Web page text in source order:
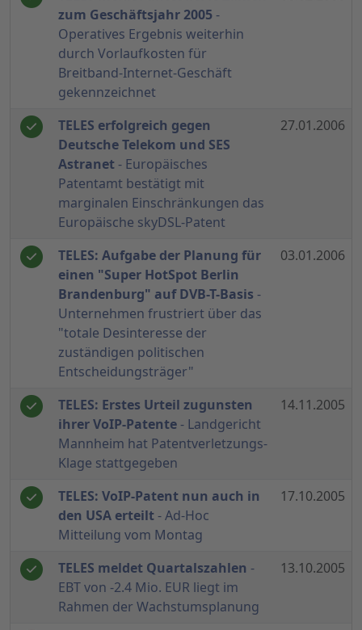
zum Geschäftsjahr 2005-
Operatives Ergebnis weiterhin
durch Vorlaufkosten für
Breitband-Internet-Geschäft
gekennzeichnet
TELES erfolgreich gegen
Deutsche Telekom und SES
Astranet - Europäisches
Patentamt bestätigt mit
marginalen Einschränkungen das
Europäische skyDSL-Patent
27.01.2006
TELES: Aufgabe der Planung für
einen "Super HotSpot Berlin
Brandenburg" auf DVB-T-Basis -
Unternehmen frustriert über das
"totale Desinteresse der
zuständigen politischen
Entscheidungsträger"
03.01.2006
TELES: Erstes Urteil zugunsten
ihrer VoIP-Patente - Landgericht
Mannheim hat Patentverletzungs-
Klage stattgegeben
14.11.2005
TELES: VoIP-Patent nun auch in
den USA erteilt- Ad-Hoc
Mitteilung vom Montag
17.10.2005
TELES meldet Quartalszahlen -
EBT von -2.4 Mio. EUR liegt im
Rahmen der Wachstumsplanung
13.10.2005